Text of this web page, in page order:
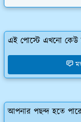
এই পোস্টে এখনো কেউ
আপনার পছন্দ হতে